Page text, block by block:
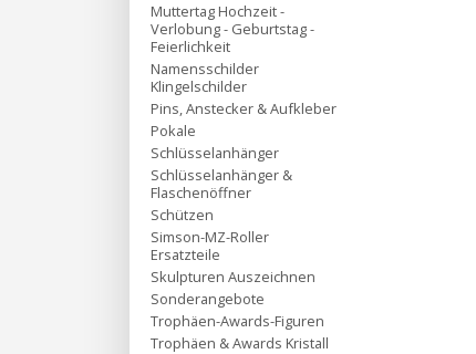
Muttertag Hochzeit -
Verlobung - Geburtstag -
Feierlichkeit
Namensschilder
Klingelschilder
Pins, Anstecker & Aufkleber
Pokale
Schlüsselanhänger
Schlüsselanhänger &
Flaschenöffner
Schützen
Simson-MZ-Roller
Ersatzteile
Skulpturen Auszeichnen
Sonderangebote
Trophäen-Awards-Figuren
Trophäen & Awards Kristall